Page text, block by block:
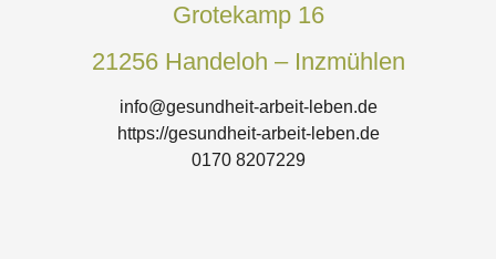
Grotekamp 16
21256 Handeloh – Inzmühlen
info@gesundheit-arbeit-leben.de
https://gesundheit-arbeit-leben.de
0170 8207229